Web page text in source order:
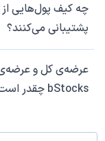
پشتیبانی می‌کنند؟
bStocks چقدر است؟